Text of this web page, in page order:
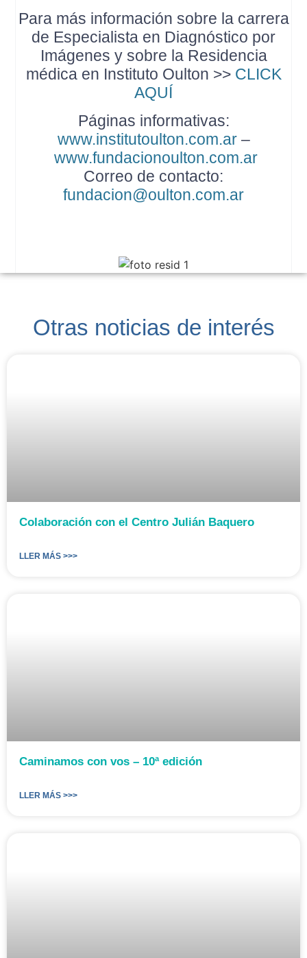
Para más información sobre la carrera
de Especialista en Diagnóstico por
Imágenes y sobre la Residencia
médica en Instituto Oulton >> CLICK
AQUÍ
Páginas informativas:
www.institutoulton.com.ar–
www.fundacionoulton.com.ar
Correo de contacto:
fundacion@oulton.com.ar
Otras noticias de interés
Colaboración con el Centro Julián Baquero
LLER MÁS >>>
Caminamos con vos – 10ª edición
LLER MÁS >>>